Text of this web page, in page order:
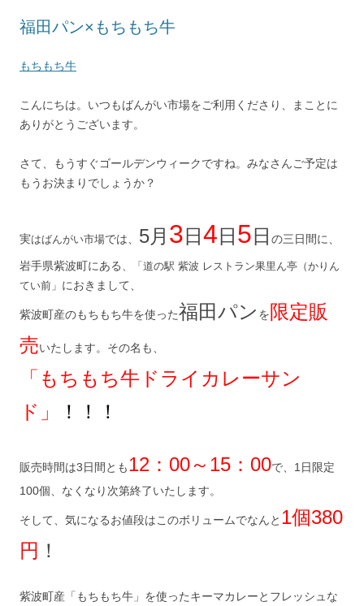
福田パン×もちもち牛
もちもち牛
こんにちは。いつもばんがい市場をご利用くださり、まことに
ありがとうございます。
さて、もうすぐゴールデンウィークですね。みなさんご予定は
もうお決まりでしょうか？
実はばんがい市場では、 5月 3 日 4 日 5 日 の三日間に、
岩手県紫波町にある 、「道の駅 紫波 レストラン果里ん亭（かりん
てい前」 におきまして、
紫波町産のもちもち牛を使った福田パン を 限定販
売いたします。その名も、
「もちもち牛ドライカレーサン
ド」
！！！
販売時間は3日間とも12：00～15：00で、1日限定
100個、なくなり次第終了いたします。
そして、気になるお値段はこのボリュームでなんと 1個380
円 ！
紫波町産「もちもち牛」を使ったキーマカレーとフレッシュな